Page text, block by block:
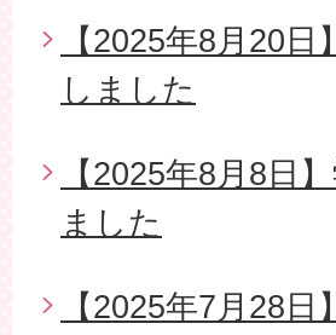
【2025年8月20
しました
【2025年8月8日
ました
【2025年7月28